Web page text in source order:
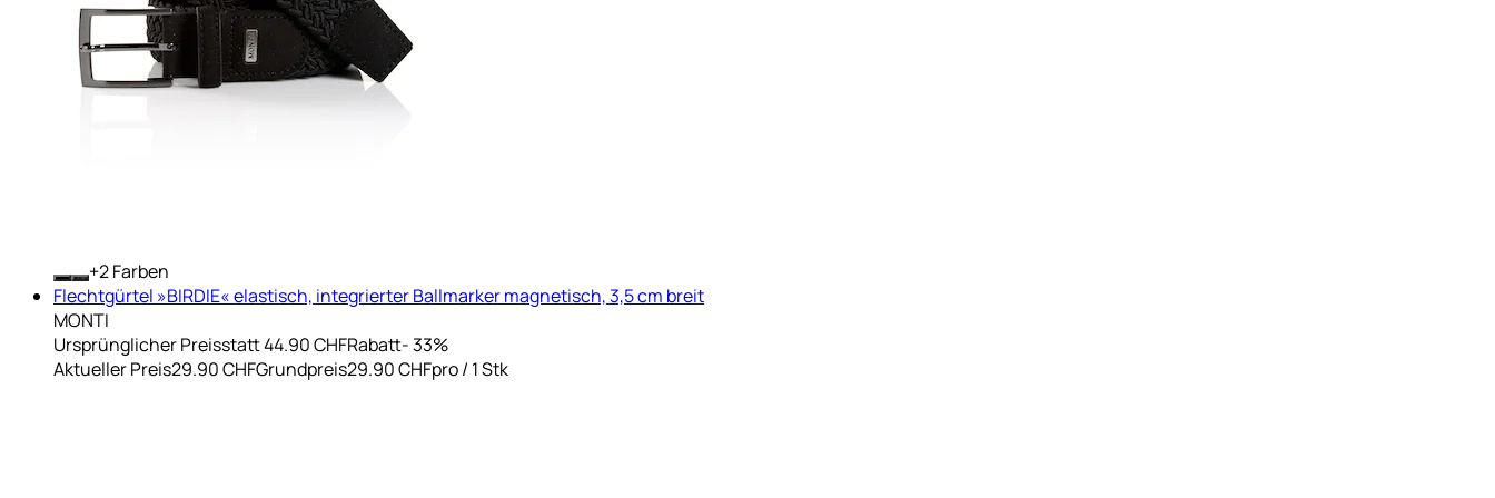
+ Farben
Flechtgürtel »BIRDIE« elastisch, integrierter Ballmarker magnetisch, 3,5 cm breit
MONTI
Ursprünglicher Preisstatt 44.90 CHFRabatt- 33%
Aktueller Preis29.90 CHFGrundpreis29.90 CHFpro/ 1 Stk